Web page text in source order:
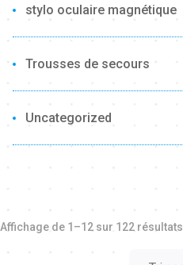
stylo oculaire magnétique
Trousses de secours
Uncategorized
Affichage de 1–12 sur 122 résultats